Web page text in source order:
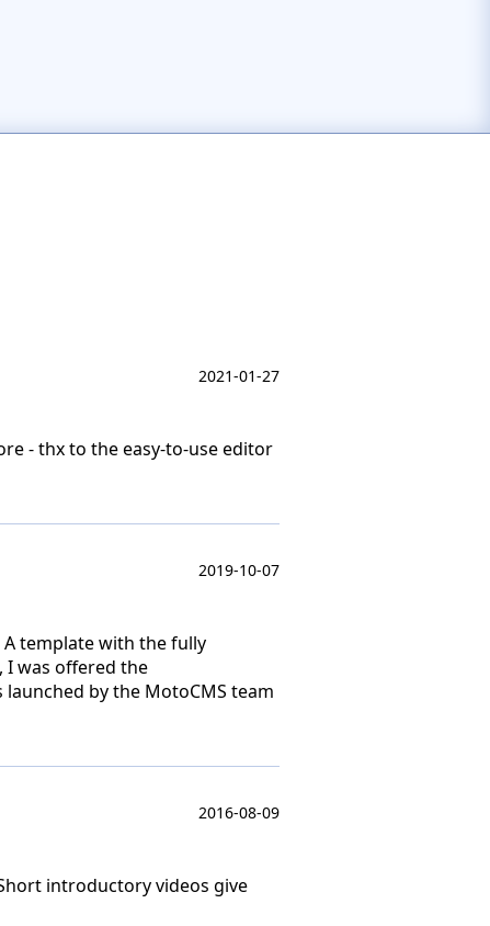
2021-01-27
- thx to the easy-to-use editor
2019-10-07
template with the fully
I was offered the
by the MotoCMS team
2016-08-09
introductory videos give